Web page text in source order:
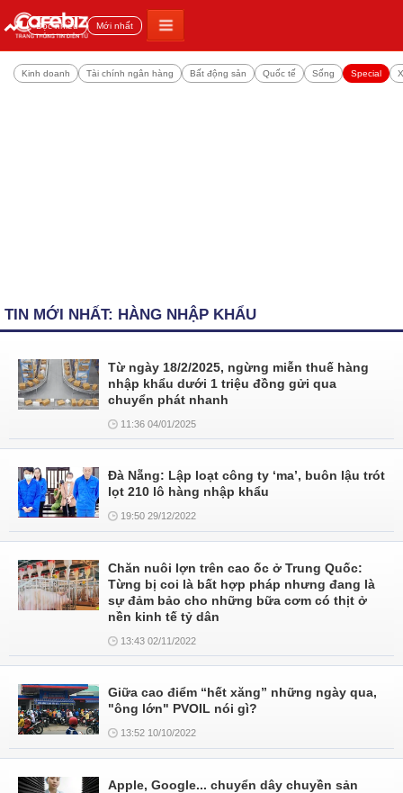
Đọc nhiều Mới nhất
Kinh doanh Tài chính ngân hàng Bất động sản Quốc tế Sống Special
TIN MỚI NHẤT: HÀNG NHẬP KHẨU
Từ ngày 18/2/2025, ngừng miễn thuế hàng
nhập khẩu dưới 1 triệu đồng gửi qua
chuyển phát nhanh
11:36 04/01/2025
Đà Nẵng: Lập loạt công ty ‘ma’, buôn lậu trót
lọt 210 lô hàng nhập khẩu
19:50 29/12/2022
Chăn nuôi lợn trên cao ốc ở Trung Quốc:
Từng bị coi là bất hợp pháp nhưng đang là
sự đảm bảo cho những bữa cơm có thịt ở
nền kinh tế tỷ dân
13:43 02/11/2022
Giữa cao điểm “hết xăng” những ngày qua,
"ông lớn" PVOIL nói gì?
13:52 10/10/2022
Apple, Google... chuyển dây chuyền sản